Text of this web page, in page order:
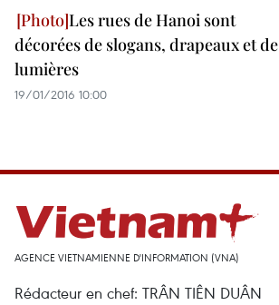
Les rues de Hanoi sont
décorées de slogans, drapeaux et de
lumières
19/01/2016 10:00
AGENCE VIETNAMIENNE D'INFORMATION (VNA)
Rédacteur en chef: TRÂN TIÊN DUÂN